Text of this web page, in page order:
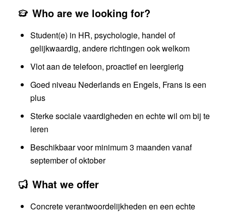
Who are we looking for?
Student(e) in HR, psychologie, handel of
gelijkwaardig, andere richtingen ook welkom
Vlot aan de telefoon, proactief en leergierig
Goed niveau Nederlands en Engels, Frans is een
plus
Sterke sociale vaardigheden en echte wil om bij te
leren
Beschikbaar voor minimum 3 maanden vanaf
september of oktober
What we offer
Concrete verantwoordelijkheden en een echte